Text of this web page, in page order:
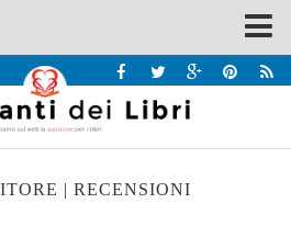
| RECENSIONI